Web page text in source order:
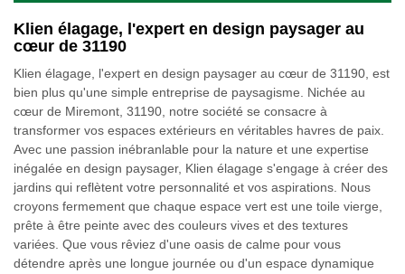
Klien élagage, l'expert en design paysager au
cœur de 31190
Klien élagage, l'expert en design paysager au cœur de 31190, est
bien plus qu'une simple entreprise de paysagisme. Nichée au
cœur de Miremont, 31190, notre société se consacre à
transformer vos espaces extérieurs en véritables havres de paix.
Avec une passion inébranlable pour la nature et une expertise
inégalée en design paysager, Klien élagage s'engage à créer des
jardins qui reflètent votre personnalité et vos aspirations. Nous
croyons fermement que chaque espace vert est une toile vierge,
prête à être peinte avec des couleurs vives et des textures
variées. Que vous rêviez d'une oasis de calme pour vous
détendre après une longue journée ou d'un espace dynamique